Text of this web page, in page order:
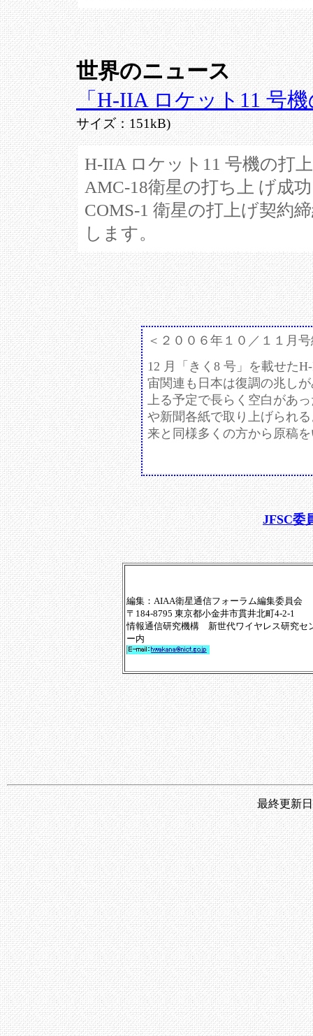
世界のニュース
「H-IIA ロケット11 号
サイズ：151kB)
H-IIA ロケット11 号機の打
AMC-18衛星の打ち上 げ成
COMS-1 衛星の打上げ契約
します。
＜２００６年１０／１１月
12 月「きく8 号」を載せた
宙関連も日本は復調の兆し
上る予定で長らく空白があ
や新聞各紙で取り上げられ
来と同様多くの方から原稿
JFSC委
編集：AIAA衛星通信フォーラム編集委員会
〒184-8795 東京都小金井市貫井北町4-2-1
情報通信研究機構 新世代ワイヤレス研究セ
ー内
最終更新